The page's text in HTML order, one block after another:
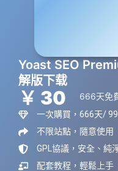
Yoast SEO
解版下载
￥ 30 666天免
一次購買，666天/
不限站點，隨意使用
GPL協議，安全、純
配套教程，輕鬆上手